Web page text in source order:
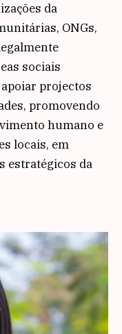
da
ONGs,
sociais
projectos
promovendo
humano e
locais, em
estratégicos da